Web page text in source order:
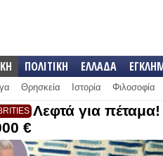
ΠΟΛΙΤΙΚΗ ΕΛΛΑΔΑ
Θρησκεία Ιστορία Φιλοσοφία
Λεφτά για
€